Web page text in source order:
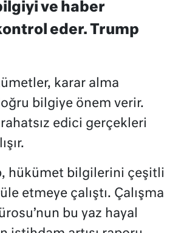
ve haber
eder. Trump
karar alma
bilgiye önem verir.
edici gerçekleri
hükümet bilgilerini çeşitli
etmeye çalıştı. Çalışma
bu yaz hayal